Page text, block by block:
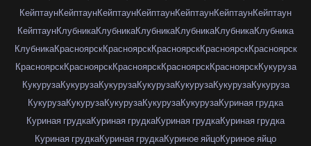
КейптаунКейптаунКейптаунКейптаунКейптаунКейптаунКейптаун
КейптаунКлубникаКлубникаКлубникаКлубникаКлубникаКлубника
КлубникаКрасноярскКрасноярскКрасноярскКрасноярскКрасноярск
КрасноярскКрасноярскКрасноярскКрасноярскКрасноярскКукуруза
КукурузаКукурузаКукурузаКукурузаКукурузаКукурузаКукуруза
КукурузаКукурузаКукурузаКукурузаКукурузаКуриная грудка
Куриная грудкаКуриная грудкаКуриная грудкаКуриная грудка
Куриная грудкаКуриная грудкаКуриное яйцоКуриное яйцо